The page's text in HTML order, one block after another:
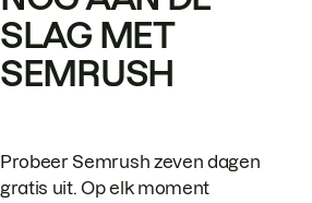
SLAG MET
SEMRUSH
Probeer Semrush zeven dagen
gratis uit. Op elk moment